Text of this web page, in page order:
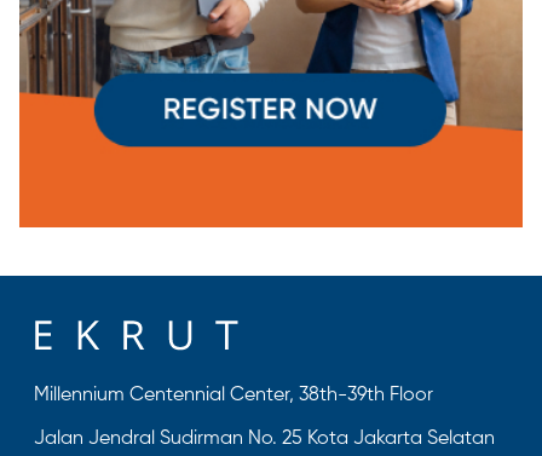
Millennium Centennial Center, 38th-39th Floor
Jalan Jendral Sudirman No. 25 Kota Jakarta Selatan